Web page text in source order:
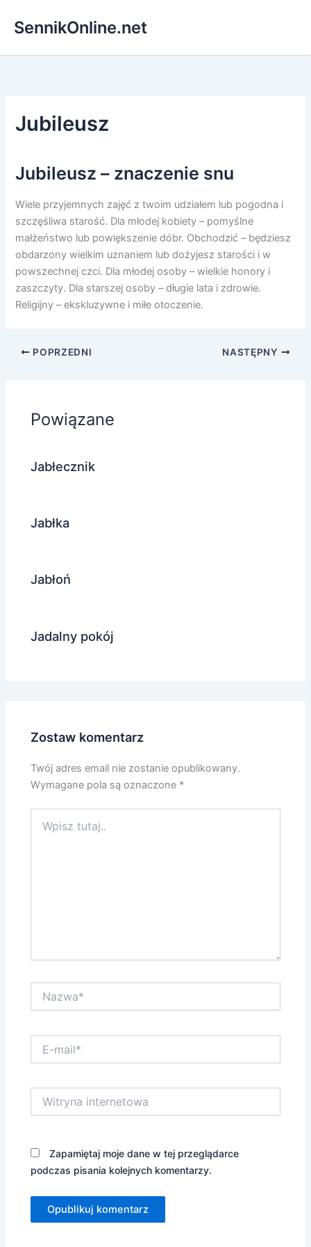
SennikOnline.net
Jubileusz
Jubileusz – znaczenie snu
Wiele przyjemnych zajęć z twoim udziałem lub pogodna i
szczęśliwa starość. Dla młodej kobiety – pomyślne
małżeństwo lub powiększenie dóbr. Obchodzić – będziesz
obdarzony wielkim uznaniem lub dożyjesz starości i w
powszechnej czci. Dla młodej osoby – wielkie honory i
zaszczyty. Dla starszej osoby – długie lata i zdrowie.
Religijny – ekskluzywne i miłe otoczenie.
POPRZEDNI NASTĘPNY
Powiązane
Jabłecznik
Jabłka
Jabłoń
Jadalny pokój
Zostaw komentarz
Twój adres email nie zostanie opublikowany.
Wymagane pola są oznaczone *
tutaj..
mail*
internetowa
Zapamiętaj moje dane w tej przeglądarce
podczas pisania kolejnych komentarzy.